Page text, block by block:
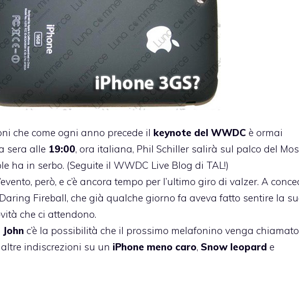
che come ogni anno precede il keynote del WWDC è ormai
sera alle 19:00, ora italiana, Phil Schiller salirà sul palco del
ha in serbo. (Seguite il WWDC Live Blog di TAL!)
però, e c’è ancora tempo per l’ultimo giro di valzer. A
Fireball, che già qualche giorno fa aveva fatto sentire la
che ci attendono.
John c’è la possibilità che il prossimo melafonino venga chiamato
indiscrezioni su un iPhone meno caro, Snow leopard e